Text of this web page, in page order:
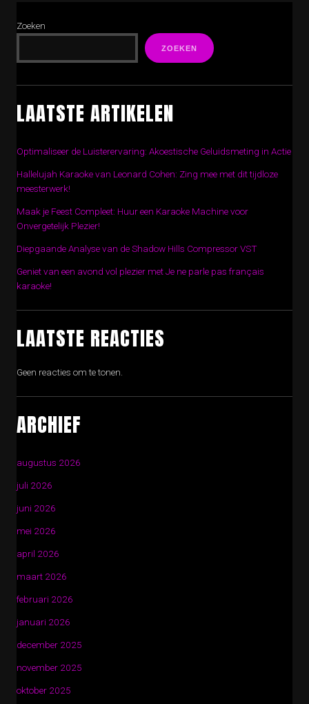
Zoeken
ZOEKEN
LAATSTE ARTIKELEN
Optimaliseer de Luisterervaring: Akoestische Geluidsmeting in Actie
Hallelujah Karaoke van Leonard Cohen: Zing mee met dit tijdloze
meesterwerk!
Maak je Feest Compleet: Huur een Karaoke Machine voor
Onvergetelijk Plezier!
Diepgaande Analyse van de Shadow Hills Compressor VST
Geniet van een avond vol plezier met Je ne parle pas français
karaoke!
LAATSTE REACTIES
Geen reacties om te tonen.
ARCHIEF
augustus 2026
juli 2026
juni 2026
mei 2026
april 2026
maart 2026
februari 2026
januari 2026
december 2025
november 2025
oktober 2025